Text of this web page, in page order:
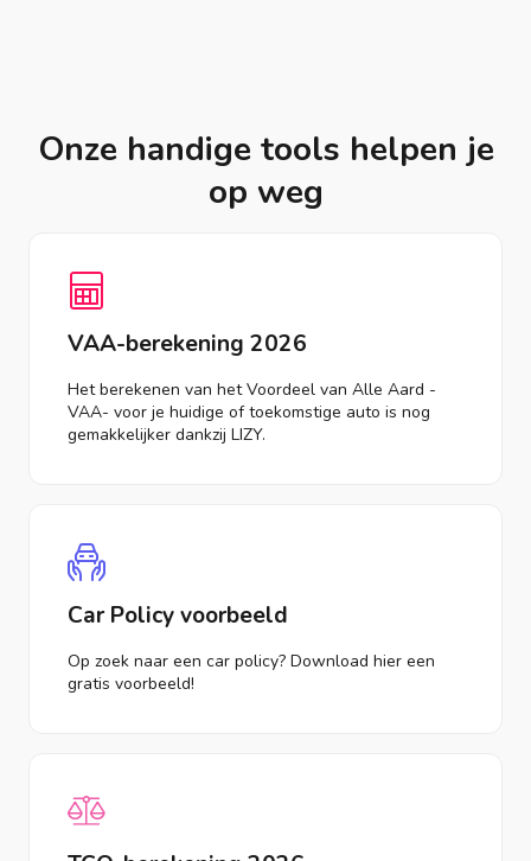
Onze handige tools helpen je
op weg
VAA-berekening 2026
Het berekenen van het Voordeel van Alle Aard -
VAA- voor je huidige of toekomstige auto is nog
gemakkelijker dankzij LIZY.
Car Policy voorbeeld
Op zoek naar een car policy? Download hier een
gratis voorbeeld!